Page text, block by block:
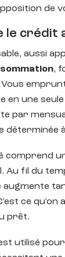
de
le crédit
aussi
,
en une
par
déterminée
comprend
Au fil du
ce qu'on
prêt.
utilisé pour